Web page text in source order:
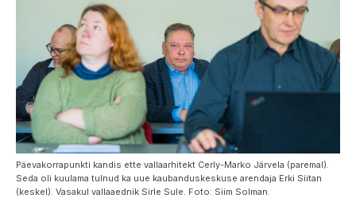
Päevakorrapunkti kandis ette vallaarhitekt Cerly-Marko Järvela (paremal).
Seda oli kuulama tulnud ka uue kaubanduskeskuse arendaja Erki Siitan
(keskel). Vasakul vallaaednik Sirle Sule. Foto: Siim Solman.